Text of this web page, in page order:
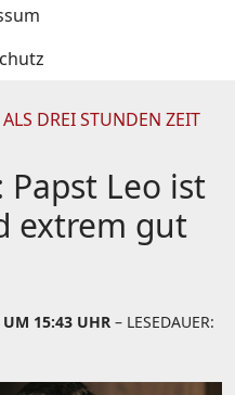
DREI STUNDEN ZEIT
Papst Leo ist
extrem gut
15:43 UHR – LESEDAUER: